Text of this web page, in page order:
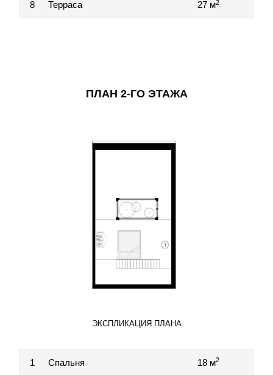
8 Терраса 27 м2
ПЛАН 2-ГО ЭТАЖА
ЭКСПЛИКАЦИЯ ПЛАНА
1 Спальня 18 м2